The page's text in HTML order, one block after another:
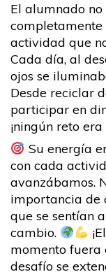
El alumnado no
completamente
actividad que
Cada día, al
ojos se
Desde reciclar
participar en
¡ningún reto
Su energía
con cada
avanzábamos.
importancia de
que se sentían
cambio.
momento fuera
desafío se